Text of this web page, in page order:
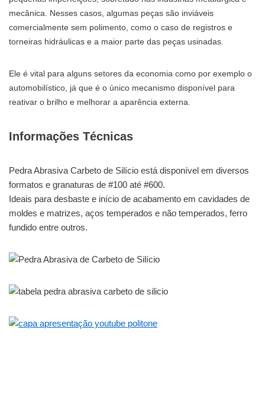
mecânica. Nesses casos, algumas peças são inviáveis
comercialmente sem polimento, como o caso de registros e
torneiras hidráulicas e a maior parte das peças usinadas.
Ele é vital para alguns setores da economia como por exemplo o
automobilístico, já que é o único mecanismo disponível para
reativar o brilho e melhorar a aparência externa.
Informações Técnicas
Pedra Abrasiva Carbeto de Silício está disponível em diversos
formatos e granaturas de #100 até #600.
Ideais para desbaste e início de acabamento em cavidades de
moldes e matrizes, aços temperados e não temperados, ferro
fundido entre outros.